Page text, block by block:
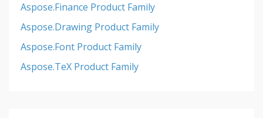
Aspose.Finance Product Family
Aspose.Drawing Product Family
Aspose.Font Product Family
Aspose.TeX Product Family